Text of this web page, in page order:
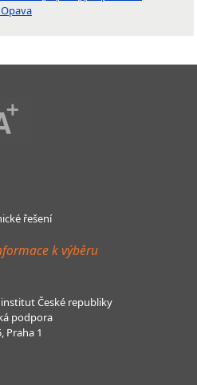
řešení
k výběru
České republiky
podpora
Praha 1